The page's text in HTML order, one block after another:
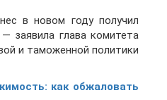
в новом году получил
заявила глава комитета
и таможенной политики
как обжаловать